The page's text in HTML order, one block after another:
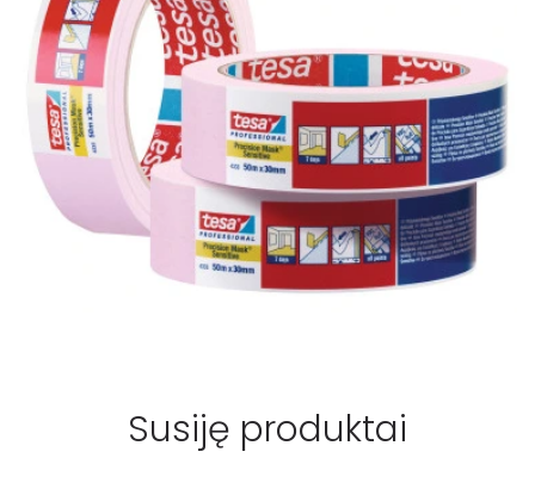
Susiję produktai